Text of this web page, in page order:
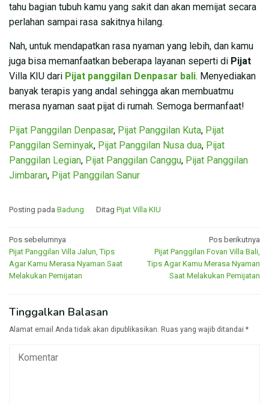
tahu bagian tubuh kamu yang sakit dan akan memijat secara
perlahan sampai rasa sakitnya hilang.
Nah, untuk mendapatkan rasa nyaman yang lebih, dan kamu
juga bisa memanfaatkan beberapa layanan seperti di Pijat
Villa KIU dari Pijat panggilan Denpasar bali. Menyediakan
banyak terapis yang andal sehingga akan membuatmu
merasa nyaman saat pijat di rumah. Semoga bermanfaat!
Pijat Panggilan Denpasar, Pijat Panggilan Kuta, Pijat
Panggilan Seminyak, Pijat Panggilan Nusa dua, Pijat
Panggilan Legian, Pijat Panggilan Canggu, Pijat Panggilan
Jimbaran, Pijat Panggilan Sanur
Posting pada Badung Ditag Pijat Villa KIU
Navigasi
pos
Pos sebelumnya
Pijat Panggilan Villa Jalun, Tips
Agar Kamu Merasa Nyaman Saat
Melakukan Pemijatan
Pos berikutnya
Pijat Panggilan Fovan Villa Bali,
Tips Agar Kamu Merasa Nyaman
Saat Melakukan Pemijatan
Tinggalkan Balasan
Alamat email Anda tidak akan dipublikasikan. Ruas yang wajib ditandai *